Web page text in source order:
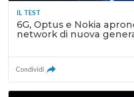
IL TEST
6G, Optus e Nokia
network di nuova
Condividi